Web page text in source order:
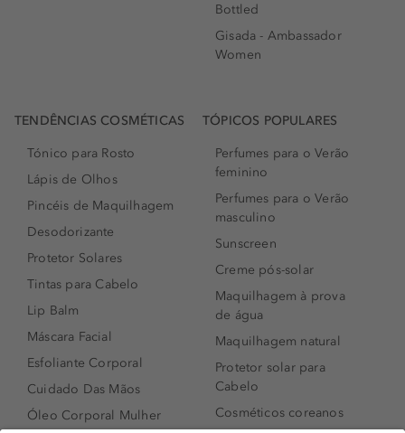
Bottled
Gisada - Ambassador
Women
TENDÊNCIAS COSMÉTICAS
Tónico para Rosto
Lápis de Olhos
Pincéis de Maquilhagem
Desodorizante
Protetor Solares
Tintas para Cabelo
Lip Balm
Máscara Facial
Esfoliante Corporal
Cuidado Das Mãos
Óleo Corporal Mulher
TÓPICOS POPULARES
Perfumes para o Verão
feminino
Perfumes para o Verão
masculino
Sunscreen
Creme pós-solar
Maquilhagem à prova
de água
Maquilhagem natural
Protetor solar para
Cabelo
Cosméticos coreanos